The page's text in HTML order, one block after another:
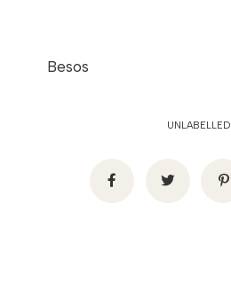
Besos
UNLABELLED